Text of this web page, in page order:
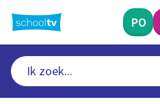
naar
hoofdinhoud
PO